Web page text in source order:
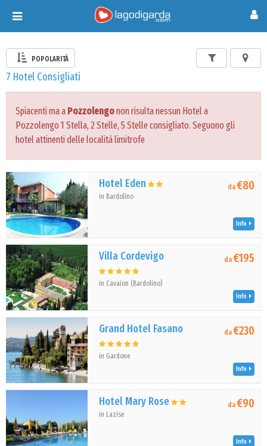
Toggle
navigation
POPOLARITÀ
7 Hotel Consigliati
Spiacenti ma a Pozzolengonon risulta nessun Hotel a
Pozzolengo 1 Stella, 2 Stelle, 5 Stelle consigliato. Seguono gli
hotel attinenti delle località limitrofe
Hotel Eden
in Bardolino
da€80
Info
Villa Cordevigo
in Cavaion (Bardolino)
da€195
Info
Grand Hotel Fasano
in Gardone
da€230
Info
Hotel Mary Rose
in Lazise
da€90
Info